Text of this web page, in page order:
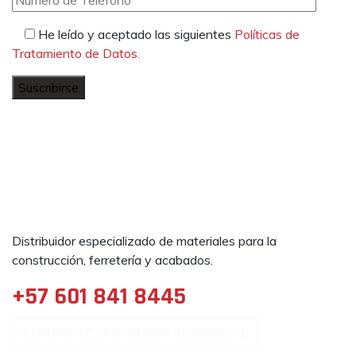
He leído y aceptado las siguientes Políticas de
Tratamiento de Datos.
Distribuidor especializado de materiales para la
construcción, ferretería y acabados.
+57 601 841 8445